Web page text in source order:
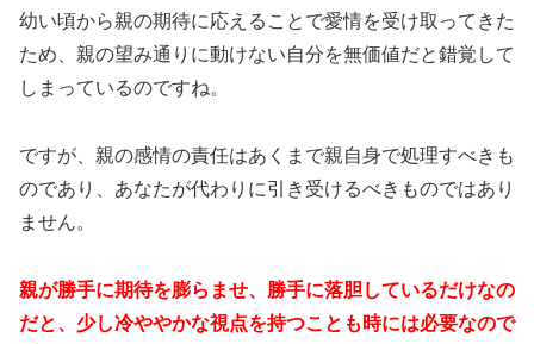
幼い頃から親の期待に応えることで愛情を受け取ってきた
ため、親の望み通りに動けない自分を無価値だと錯覚して
しまっているのですね。
ですが、親の感情の責任はあくまで親自身で処理すべきも
のであり、あなたが代わりに引き受けるべきものではあり
ません。
親が勝手に期待を膨らませ、勝手に落胆しているだけなの
だと、少し冷ややかな視点を持つことも時には必要なので